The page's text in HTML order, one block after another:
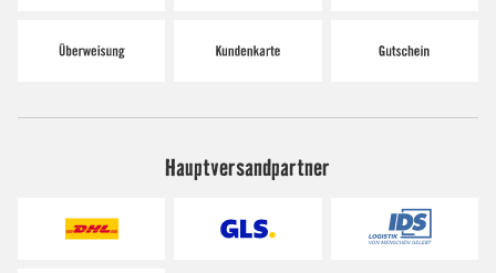
Hauptversandpartner